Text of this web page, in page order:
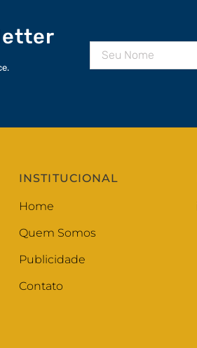
INSTITUCIONAL
Home
Quem Somos
Publicidade
Contato